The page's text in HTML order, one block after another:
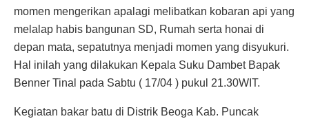
momen mengerikan apalagi melibatkan kobaran api yang
melalap habis bangunan SD, Rumah serta honai di
depan mata, sepatutnya menjadi momen yang disyukuri.
Hal inilah yang dilakukan Kepala Suku Dambet Bapak
Benner Tinal pada Sabtu ( 17/04 ) pukul 21.30WIT.
Kegiatan bakar batu di Distrik Beoga Kab. Puncak